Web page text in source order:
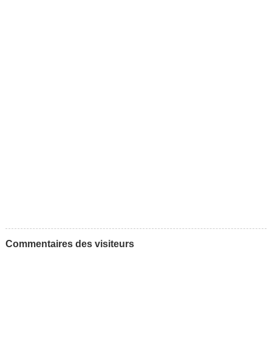
Commentaires des visiteurs